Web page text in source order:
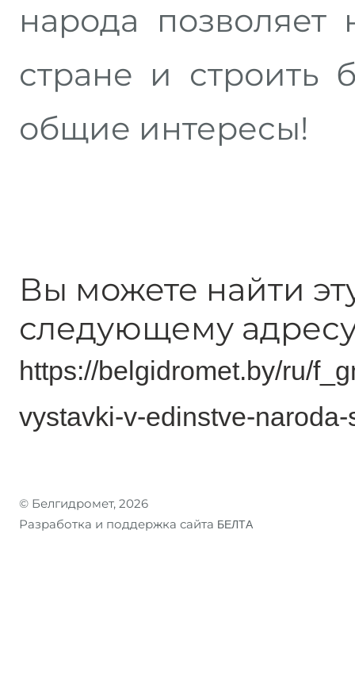
народа
стране и строить
общие интересы!
Вы можете найти
следующему
https://belgidromet.by/ru/
vystavki-v-edinstve-
© Белгидромет, 2026
Разработка и поддержка сайта БЕЛТА